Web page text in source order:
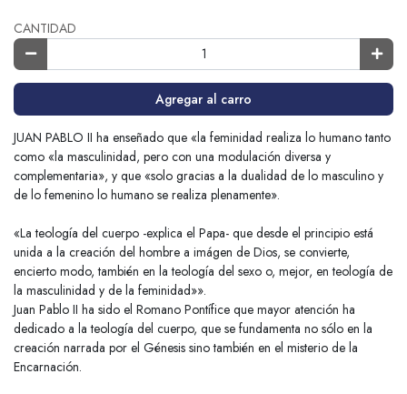
CANTIDAD
Agregar al carro
JUAN PABLO II ha enseñado que «la feminidad realiza lo humano tanto
como «la masculinidad, pero con una modulación diversa y
complementaria», y que «solo gracias a la dualidad de lo masculino y
de lo femenino lo humano se realiza plenamente».
«La teología del cuerpo -explica el Papa- que desde el principio está
unida a la creación del hombre a imágen de Dios, se convierte,
encierto modo, también en la teología del sexo o, mejor, en teología de
la masculinidad y de la feminidad»».
Juan Pablo II ha sido el Romano Pontífice que mayor atención ha
dedicado a la teología del cuerpo, que se fundamenta no sólo en la
creación narrada por el Génesis sino también en el misterio de la
Encarnación.